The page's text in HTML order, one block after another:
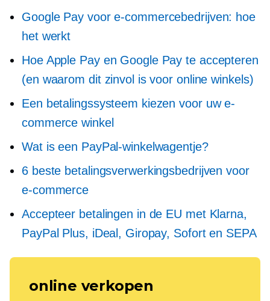
Google Pay voor e-commercebedrijven: hoe
het werkt
Hoe Apple Pay en Google Pay te accepteren
(en waarom dit zinvol is voor online winkels)
Een betalingssysteem kiezen voor uw e-
commerce winkel
Wat is een PayPal-winkelwagentje?
6 beste betalingsverwerkingsbedrijven voor
e-commerce
Accepteer betalingen in de EU met Klarna,
PayPal Plus, iDeal, Giropay, Sofort en SEPA
online verkopen